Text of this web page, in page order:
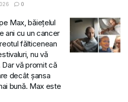
0
Max, băiețelul
ani cu un cancer
fălticenean
nu vă
vă promit că
decât șansa
bună. Max este